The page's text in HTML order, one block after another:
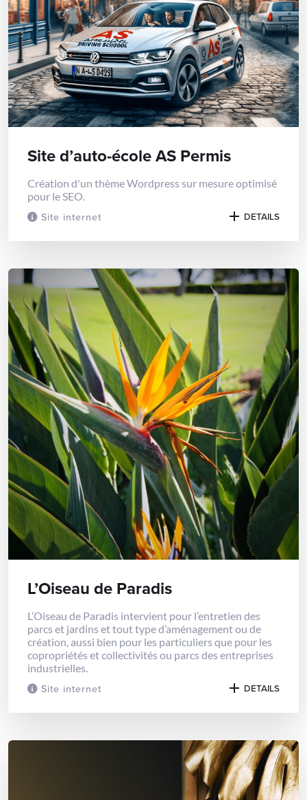
Site internet
Site d’auto-école AS Permis
Création d'un thème Wordpress sur mesure optimisé
pour le SEO.
DETAILS
Site internet
L’Oiseau de Paradis
L’Oiseau de Paradis intervient pour l’entretien des
parcs et jardins et tout type d’aménagement ou de
création, aussi bien pour les particuliers que pour les
copropriétés et collectivités ou parcs des entreprises
industrielles.
DETAILS